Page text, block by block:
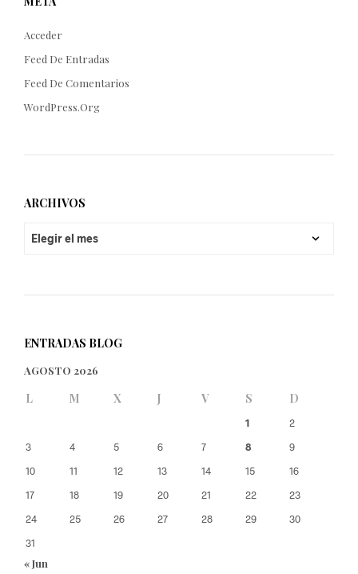
Acceder
Feed De Entradas
Feed De Comentarios
WordPress.org
ARCHIVOS
ARCHIVOS
ENTRADAS BLOG
AGOSTO 2026
L M X J V S D
1
2
3
4 5 6 7 8
9
10
11 12 13 14 15
16
17
18 19 20 21 22
23
24
25 26 27 28 29
30
31
« Jun